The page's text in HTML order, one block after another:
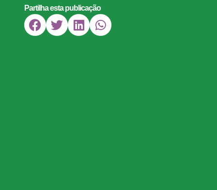
Partilha esta publicação